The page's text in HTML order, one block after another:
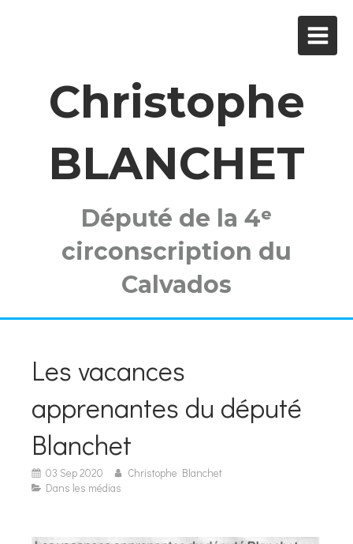
Christophe
BLANCHET
Député de la 4ᵉ
circonscription du
Calvados
Les vacances
apprenantes du député
Blanchet
03 Sep 2020
Christophe Blanchet
Dans les médias